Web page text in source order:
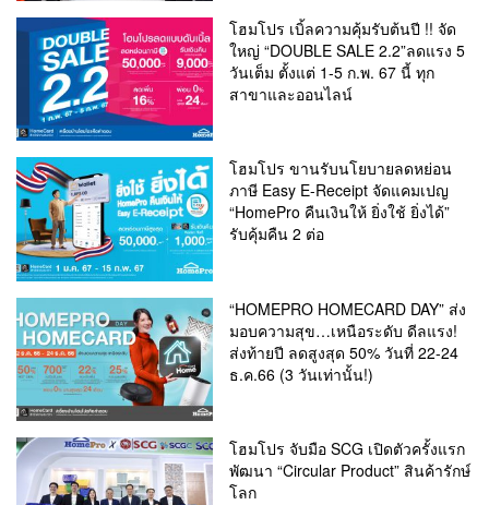
โฮมโปร เบิ้ลความคุ้มรับต้นปี !! จัด
ใหญ่ “DOUBLE SALE 2.2”ลดแรง 5
วันเต็ม ตั้งแต่ 1-5 ก.พ. 67 นี้ ทุก
สาขาและออนไลน์
โฮมโปร ขานรับนโยบายลดหย่อน
ภาษี Easy E-Receipt จัดแคมเปญ
“HomePro คืนเงินให้ ยิ่งใช้ ยิ่งได้”
รับคุ้มคืน 2 ต่อ
“HOMEPRO HOMECARD DAY” ส่ง
มอบความสุข…เหนือระดับ ดีลแรง!
ส่งท้ายปี ลดสูงสุด 50% วันที่ 22-24
ธ.ค.66 (3 วันเท่านั้น!)
โฮมโปร จับมือ SCG เปิดตัวครั้งแรก
พัฒนา “Circular Product” สินค้ารักษ์
โลก